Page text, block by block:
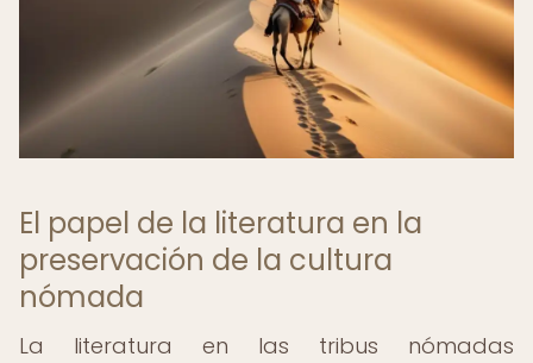
El papel de la literatura en la
preservación de la cultura
nómada
La literatura en las tribus nómadas